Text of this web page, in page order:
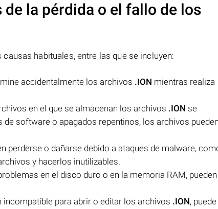
la pérdida o el fallo de los
causas habituales, entre las que se incluyen:
accidentalmente los archivos .ION mientras realiza
en el que se almacenan los archivos .ION se
software o apagados repentinos, los archivos pueden
perderse o dañarse debido a ataques de malware,
y hacerlos inutilizables.
en el disco duro o en la memoria RAM, pueden
para abrir o editar los archivos .ION, puede